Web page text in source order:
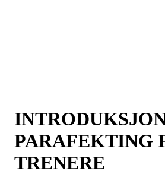
PARAFEKTING
TRENERE